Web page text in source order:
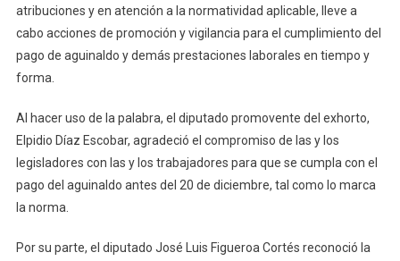
atribuciones y en atención a la normatividad aplicable, lleve a
cabo acciones de promoción y vigilancia para el cumplimiento del
pago de aguinaldo y demás prestaciones laborales en tiempo y
forma.
Al hacer uso de la palabra, el diputado promovente del exhorto,
Elpidio Díaz Escobar, agradeció el compromiso de las y los
legisladores con las y los trabajadores para que se cumpla con el
pago del aguinaldo antes del 20 de diciembre, tal como lo marca
la norma.
Por su parte, el diputado José Luis Figueroa Cortés reconoció la